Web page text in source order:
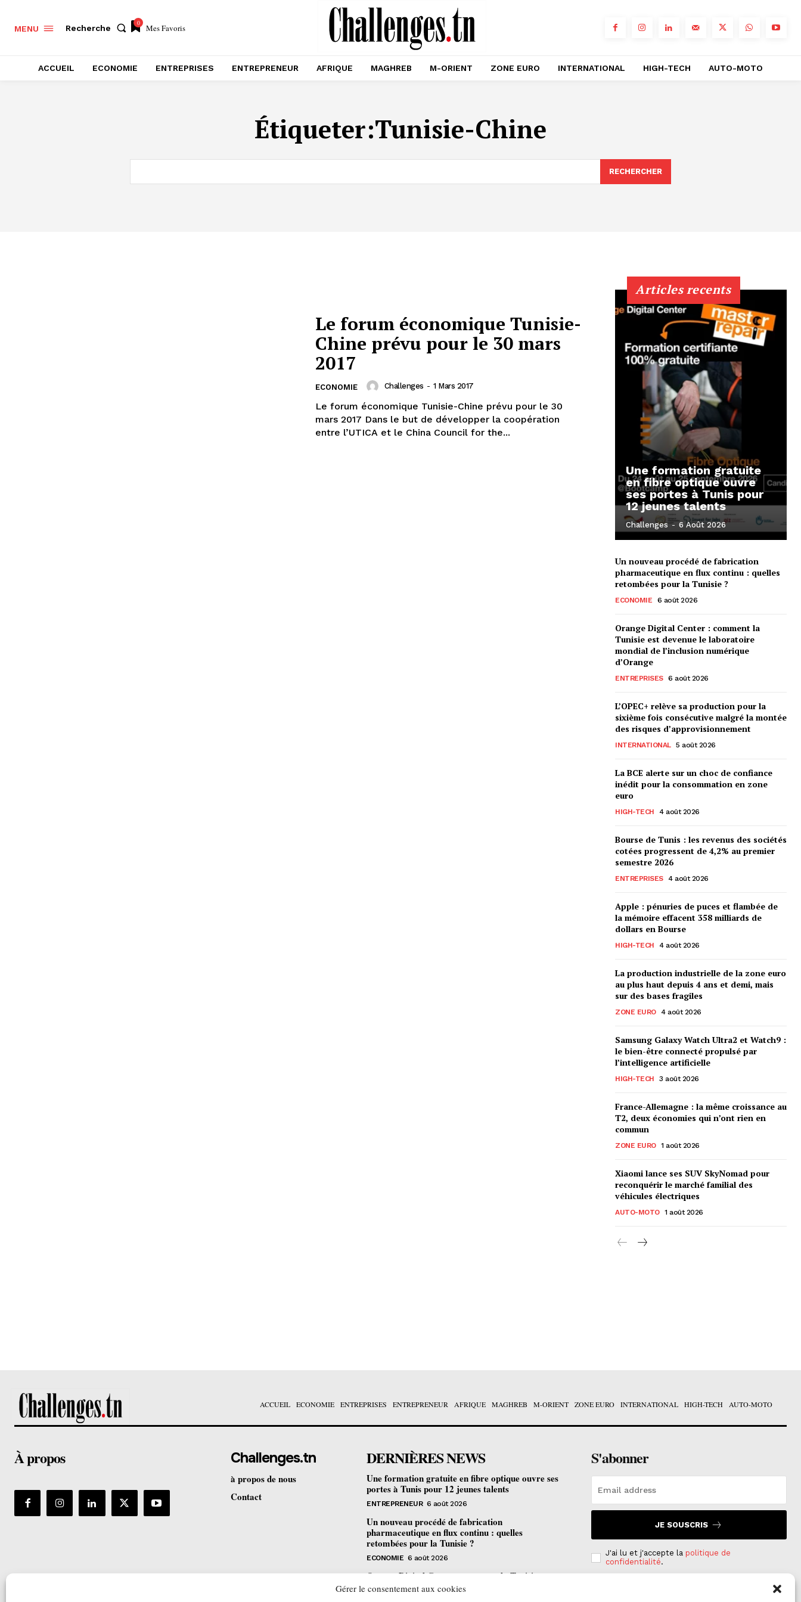
Gérer le consentement aux cookies
MENU Recherche
0 Mes Favoris
ACCUEIL ECONOMIE ENTREPRISES ENTREPRENEUR AFRIQUE MAGHREB M-ORIENT ZONE EURO INTERNATIONAL HIGH-TECH AUTO-MOTO
Étiqueter:Tunisie-Chine
RECHERCHER
Le forum économique Tunisie-
Chine prévu pour le 30 mars
2017
ECONOMIE Challenges - 1 Mars 2017
Le forum économique Tunisie-Chine prévu pour le 30
mars 2017 Dans le but de développer la coopération
entre l’UTICA et le China Council for the...
Articles recents
Une formation gratuite
en fibre optique ouvre
ses portes à Tunis pour
12 jeunes talents
Challenges - 6 Août 2026
Un nouveau procédé de fabrication
pharmaceutique en flux continu : quelles
retombées pour la Tunisie ?
ECONOMIE 6 août 2026
Orange Digital Center : comment la
Tunisie est devenue le laboratoire
mondial de l’inclusion numérique
d’Orange
ENTREPRISES 6 août 2026
L’OPEC+ relève sa production pour la
sixième fois consécutive malgré la montée
des risques d’approvisionnement
INTERNATIONAL 5 août 2026
La BCE alerte sur un choc de confiance
inédit pour la consommation en zone
euro
HIGH-TECH 4 août 2026
Bourse de Tunis : les revenus des sociétés
cotées progressent de 4,2% au premier
semestre 2026
ENTREPRISES 4 août 2026
Apple : pénuries de puces et flambée de
la mémoire effacent 358 milliards de
dollars en Bourse
HIGH-TECH 4 août 2026
La production industrielle de la zone euro
au plus haut depuis 4 ans et demi, mais
sur des bases fragiles
ZONE EURO 4 août 2026
Samsung Galaxy Watch Ultra2 et Watch9 :
le bien-être connecté propulsé par
l’intelligence artificielle
HIGH-TECH 3 août 2026
France-Allemagne : la même croissance au
T2, deux économies qui n’ont rien en
commun
ZONE EURO 1 août 2026
Xiaomi lance ses SUV SkyNomad pour
reconquérir le marché familial des
véhicules électriques
AUTO-MOTO 1 août 2026
ACCUEIL ECONOMIE ENTREPRISES ENTREPRENEUR AFRIQUE MAGHREB M-ORIENT ZONE EURO INTERNATIONAL HIGH-TECH AUTO-MOTO
À propos Challenges.tn
à propos de nous
Contact
DERNIÈRES NEWS
Une formation gratuite en fibre optique ouvre ses
portes à Tunis pour 12 jeunes talents
ENTREPRENEUR 6 août 2026
Un nouveau procédé de fabrication
pharmaceutique en flux continu : quelles
retombées pour la Tunisie ?
ECONOMIE 6 août 2026
Orange Digital Center : comment la Tunisie est
devenue le laboratoire mondial de l’inclusion
S'abonner
JE SOUSCRIS
J'ai lu et j'accepte la politique de
confidentialité.